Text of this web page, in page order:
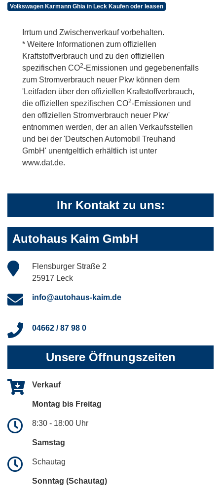
Volkswagen Karmann Ghia in Leck Kaufen oder leasen
Irrtum und Zwischenverkauf vorbehalten.
* Weitere Informationen zum offiziellen
Kraftstoffverbrauch und zu den offiziellen
spezifischen CO2-Emissionen und gegebenenfalls
zum Stromverbrauch neuer Pkw können dem
'Leitfaden über den offiziellen Kraftstoffverbrauch,
die offiziellen spezifischen CO2-Emissionen und
den offiziellen Stromverbrauch neuer Pkw'
entnommen werden, der an allen Verkaufsstellen
und bei der 'Deutschen Automobil Treuhand
GmbH' unentgeltlich erhältlich ist unter
www.dat.de.
Ihr Kontakt zu uns:
Autohaus Kaim GmbH
Flensburger Straße 2
25917 Leck
info@autohaus-kaim.de
04662 / 87 98 0
Unsere Öffnungszeiten
Verkauf
Montag bis Freitag
8:30 - 18:00 Uhr
Samstag
Schautag
Sonntag (Schautag)